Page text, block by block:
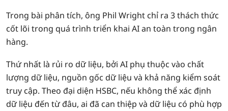
Trong bài phân tích, ông Phil Wright chỉ ra 3 thách thức
cốt lõi trong quá trình triển khai AI an toàn trong ngân
hàng.
Thứ nhất là rủi ro dữ liệu, bởi AI phụ thuộc vào chất
lượng dữ liệu, nguồn gốc dữ liệu và khả năng kiểm soát
truy cập. Theo đại diện HSBC, nếu không thể xác định
dữ liệu đến từ đâu, ai đã can thiệp và dữ liệu có phù hợp